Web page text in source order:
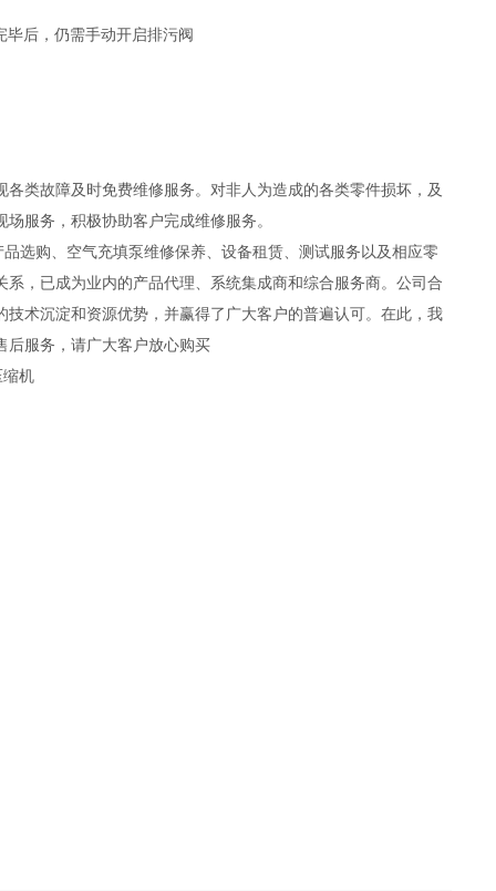
后，仍需手动开启排污阀
类故障及时免费维修服务。对非人为造成的各类零件损坏，及
服务，积极协助客户完成维修服务。
选购、空气充填泵维修保养、设备租赁、测试服务以及相应零
，已成为业内的产品代理、系统集成商和综合服务商。公司合
术沉淀和资源优势，并赢得了广大客户的普遍认可。在此，我
后服务，请广大客户放心购买